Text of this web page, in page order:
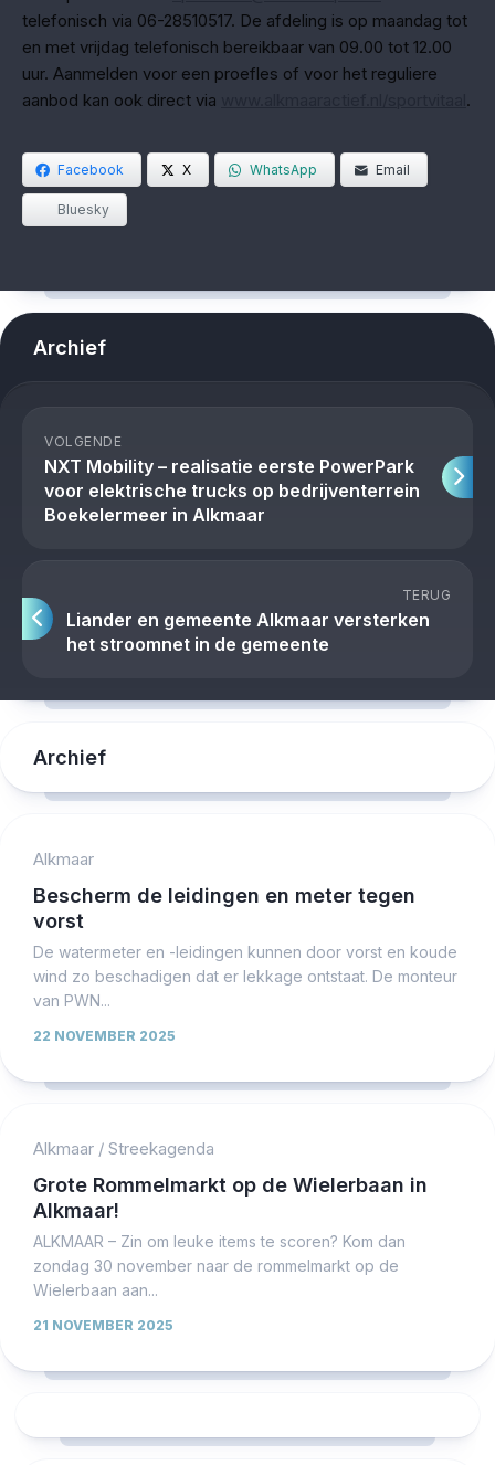
telefonisch via 06-28510517. De afdeling is op maandag tot
en met vrijdag telefonisch bereikbaar van 09.00 tot 12.00
uur. Aanmelden voor een proefles of voor het reguliere
aanbod kan ook direct via
.
Facebook X WhatsApp Email
Bluesky
Archief
VOLGENDE
NXT Mobility – realisatie eerste PowerPark
voor elektrische trucks op bedrijventerrein
Boekelermeer in Alkmaar
TERUG
Liander en gemeente Alkmaar versterken
het stroomnet in de gemeente
Archief
Alkmaar
Bescherm de leidingen en meter tegen
vorst
De watermeter en -leidingen kunnen door vorst en koude
wind zo beschadigen dat er lekkage ontstaat. De monteur
van PWN...
22 NOVEMBER 2025
Alkmaar / Streekagenda
Grote Rommelmarkt op de Wielerbaan in
Alkmaar!
ALKMAAR – Zin om leuke items te scoren? Kom dan
zondag 30 november naar de rommelmarkt op de
Wielerbaan aan...
21 NOVEMBER 2025